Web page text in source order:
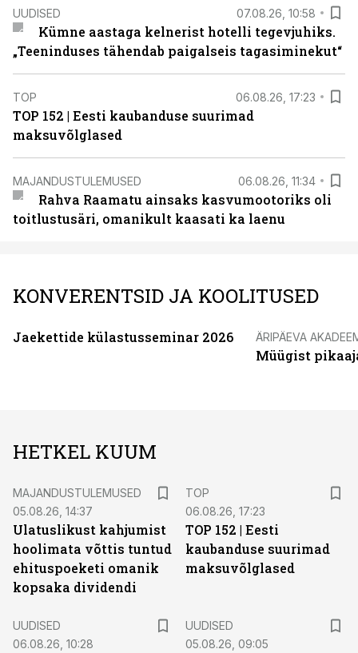
UUDISED 07.08.26, 10:58
Kümne aastaga kelnerist hotelli tegevjuhiks.
„Teeninduses tähendab paigalseis tagasiminekut“
TOP 06.08.26, 17:23
TOP 152 | Eesti kaubanduse suurimad
maksuvõlglased
MAJANDUSTULEMUSED 06.08.26, 11:34
Rahva Raamatu ainsaks kasvumootoriks oli
toitlustusäri, omanikult kaasati ka laenu
KONVERENTSID JA KOOLITUSED
Jaekettide külastusseminar 2026 ÄRIPÄEVA
Müügist
HETKEL KUUM
MAJANDUSTULEMUSED
05.08.26, 14:37
Ulatuslikust kahjumist
hoolimata võttis tuntud
ehituspoeketi omanik
kopsaka dividendi
TOP
06.08.26, 17:23
TOP 152 | Eesti
kaubanduse suurimad
maksuvõlglased
UUDISED
06.08.26, 10:28
UUDISED
05.08.26, 09:05